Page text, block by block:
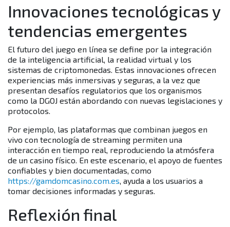
Innovaciones tecnológicas y
tendencias emergentes
El futuro del juego en línea se define por la integración
de la inteligencia artificial, la realidad virtual y los
sistemas de criptomonedas. Estas innovaciones ofrecen
experiencias más inmersivas y seguras, a la vez que
presentan desafíos regulatorios que los organismos
como la DGOJ están abordando con nuevas legislaciones y
protocolos.
Por ejemplo, las plataformas que combinan juegos en
vivo con tecnología de streaming permiten una
interacción en tiempo real, reproduciendo la atmósfera
de un casino físico. En este escenario, el apoyo de fuentes
confiables y bien documentadas, como
https://gamdomcasino.com.es , ayuda a los usuarios a
tomar decisiones informadas y seguras.
Reflexión final